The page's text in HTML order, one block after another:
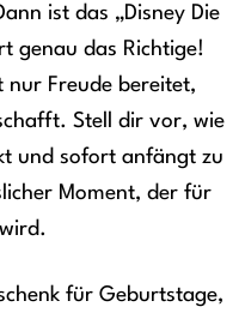
ist das „Disney Die
genau das Richtige!
nur Freude bereitet,
Stell dir vor, wie
und sofort anfängt zu
Moment, der für
für Geburtstage,